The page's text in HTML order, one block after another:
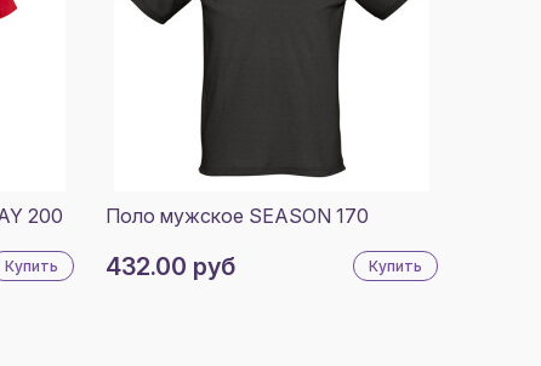
200
Купить
Поло мужское SEASON 170
432.00 руб Купить